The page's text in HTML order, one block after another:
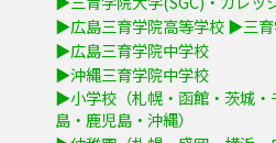
▶広島三育学院高等学校▶三育
▶広島三育学院中学校
▶沖縄三育学院中学校
▶小学校（札幌・函館・茨城・
島・鹿児島・沖縄）